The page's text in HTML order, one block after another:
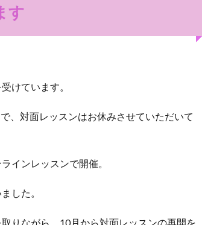
す
けています。
、対面レッスンはお休みさせていただいて
インレッスンで開催。
した。
りながら、10月から対面レッスンの再開を